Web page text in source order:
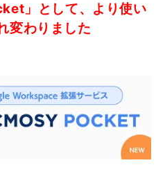
」として、より使い
変わりました